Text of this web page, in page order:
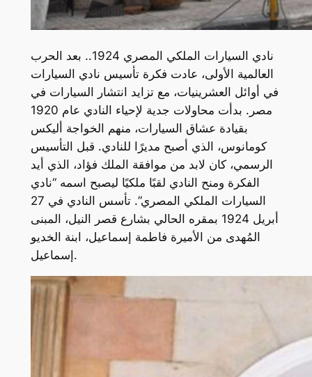
نادي السيارات الملكي المصري 1924.. بعد الحرب
العالمية الأولى، عادت فكرة تأسيس نادي السيارات
في أوائل العشرينيات، مع تزايد انتشار السيارات في
مصر. بدأت محاولات جدية لإحياء النادي عام 1920
بقيادة عشاق السيارات، منهم الخواجة أليكس
كومانوس، الذي أصبح مديرًا للنادي. قبل التأسيس
الرسمي، كان لابد من موافقة الملك فؤاد، الذي أيد
الفكرة ومنح النادي لقبًا ملكيًا ليصبح اسمه “نادي
السيارات الملكي المصري”. تأسس النادي في 27
أبريل 1924 بمقره الحالي بشارع قصر النيل، المبنى
المُهدى من الأميرة فاطمة إسماعيل، ابنة الخديو
إسماعيل.